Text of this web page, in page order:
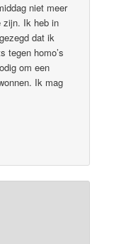
niet meer
zijn. Ik heb in
dat ik
tegen homo’s
om een
Ik mag